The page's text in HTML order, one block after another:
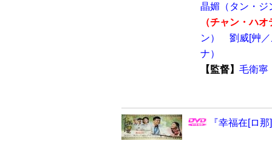
晶媚（タン・ジ
（チャン・ハ
ン）
劉威[艸
ナ）
【監督】 毛衛寧
『幸福在[ロ